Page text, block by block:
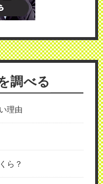
調べる
理由
ら？